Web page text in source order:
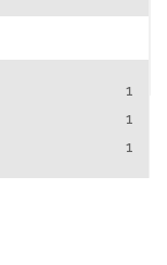
par : Période
1
1
1